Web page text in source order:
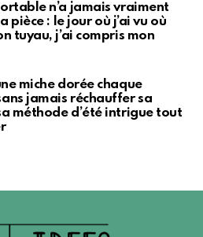
n’a jamais vraiment
pièce : le jour où j’ai vu où
tuyau, j’ai compris mon
miche dorée chaque
jamais réchauffer sa
méthode d’été intrigue tout